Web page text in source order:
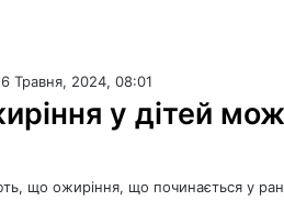
Травня, 2024, 08:01
у дітей
що ожиріння, що починається у